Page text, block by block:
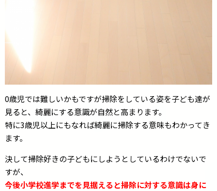
0歳児では難しいかもですが掃除をしている姿を子ども達が
見ると、綺麗にする意識が自然と高まります。
特に3歳児以上にもなれば綺麗に掃除する意味もわかってき
ます。
決して掃除好きの子どもにしようとしているわけでないで
すが、
今後小学校進学までを見据えると掃除に対する意識は身に